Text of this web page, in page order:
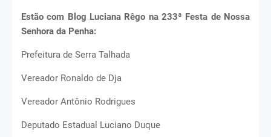
Estão com Blog Luciana Rêgo na 233ª Festa de Nossa
Senhora da Penha:
Prefeitura de Serra Talhada
Vereador Ronaldo de Dja
Vereador Antônio Rodrigues
Deputado Estadual Luciano Duque